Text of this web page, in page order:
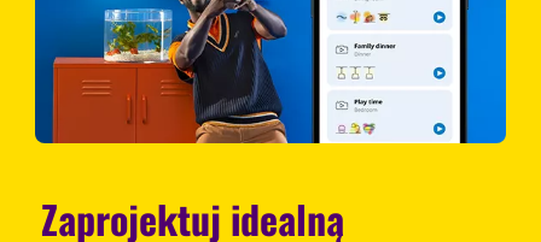
Zaprojektuj idealną